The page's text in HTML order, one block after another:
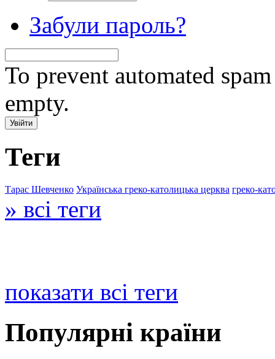
Забули пароль?
To prevent automated
empty.
Теги
Тарас Шевченко Українська греко-католицька церква греко-
» всі теги
показати всі теги
Популярні країни